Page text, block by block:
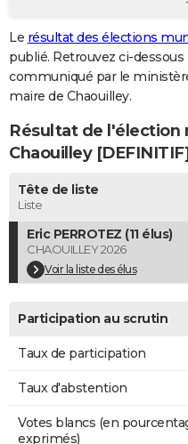
GUIDES D'ACHAT
BONS PLANS
CARTE DE VOEUX
Carte de Noël
Carte Bonne année
Carte Saint-Valentin
Carte Pâques
Carte d'anniversaire
DICTIONNAIRE
Dictionnaire
Biographies
Citations
Expressions
Proverbes
PROGRAMME TV
COPAINS D'AVANT
S'inscrire
Se connecter
Lycées
Collèges
Primaires
Universités
Entreprises
Service militaire
Avis de recherche
AVIS DE DÉCÈS
FORUM
Le résultat des élections
publié. Retrouvez ci-
communiqué par le
maire de Chaouilley.
Résultat de l'élection
Chaouilley
Tête de liste
Liste
Eric PERROTEZ (11 élus)
CHAOUILLEY 2026
Voir la liste des élus
Participation au scrutin
Taux de participation
Taux d'abstention
Votes blancs (en
exprimés)